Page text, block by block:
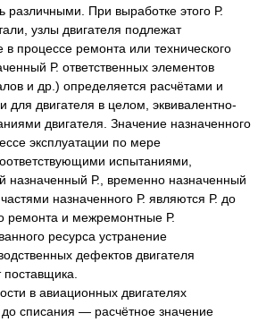
различными. При выработке этого Р.
узлы двигателя подлежат
в процессе ремонта или технического
Р. ответственных элементов
и др.) определяется расчётами и
для двигателя в целом, эквивалентно-
двигателя. Значение назначенного
эксплуатации по мере
испытаниями,
назначенный Р., временно назначенный
назначенного Р. являются Р. до
ремонта и межремонтные Р.
ресурса устранение
дефектов двигателя
поставщика.
в авиационных двигателях
до списания — расчётное значение